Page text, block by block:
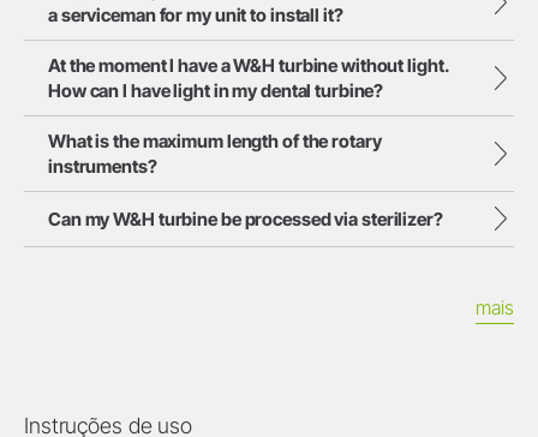
a serviceman for my unit to install it?
At the moment I have a W&H turbine without light.
How can I have light in my dental turbine?
What is the maximum length of the rotary
instruments?
Can my W&H turbine be processed via sterilizer?
mais
Instruções de uso